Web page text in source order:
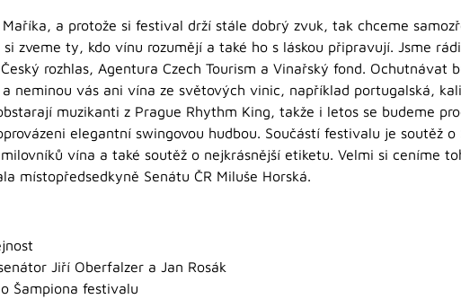
a protože si festival drží stále dobrý zvuk, tak chceme
zveme ty, kdo vínu rozumějí a také ho s láskou připravují. Jsme
rozhlas, Agentura Czech Tourism a Vinařský fond. Ochutnávat
neminou vás ani vína ze světových vinic, například portugalská,
muzikanti z Prague Rhythm King, takže i letos se budeme
elegantní swingovou hudbou. Součástí festivalu je soutěž
vína a také soutěž o nejkrásnější etiketu. Velmi si ceníme
místopředsedkyně Senátu ČR Miluše Horská.
Jiří Oberfalzer a Jan Rosák
Šampiona festivalu